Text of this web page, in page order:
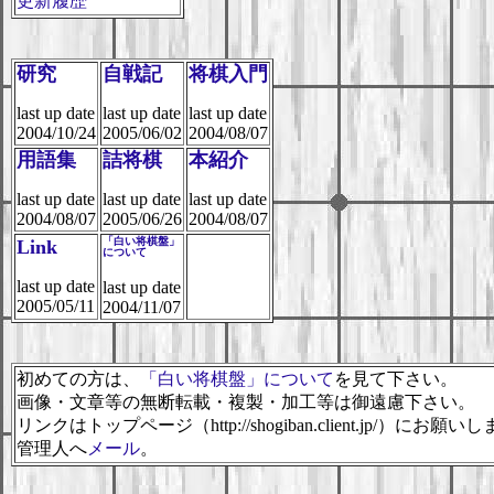
研究
last up date
2004/10/24
自戦記
last up date
2005/06/02
将棋入門
last up date
2004/08/07
用語集
last up date
2004/08/07
詰将棋
last up date
2005/06/26
本紹介
last up date
2004/08/07
Link
last up date
2005/05/11
「白い将棋盤」
について
last up date
2004/11/07
初めての方は、 「白い将棋盤」について を見て下さい。
画像・文章等の無断転載・複製・加工等は御遠慮下さい。
リンクはトップページ（http://shogiban.client.jp/）にお願いし
管理人へ メール。